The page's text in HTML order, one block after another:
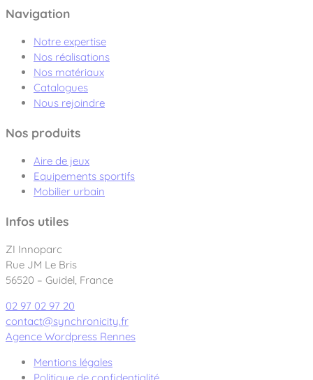
Navigation
Notre expertise
Nos réalisations
Nos matériaux
Catalogues
Nous rejoindre
Nos produits
Aire de jeux
Equipements sportifs
Mobilier urbain
Infos utiles
ZI Innoparc
Rue JM Le Bris
56520 – Guidel, France
02 97 02 97 20
contact@synchronicity.fr
Agence Wordpress Rennes
Mentions légales